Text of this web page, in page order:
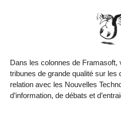
Dans les colonnes de
tribunes de grande qualité sur les
relation avec les Nouvelles
d’information, de débats et